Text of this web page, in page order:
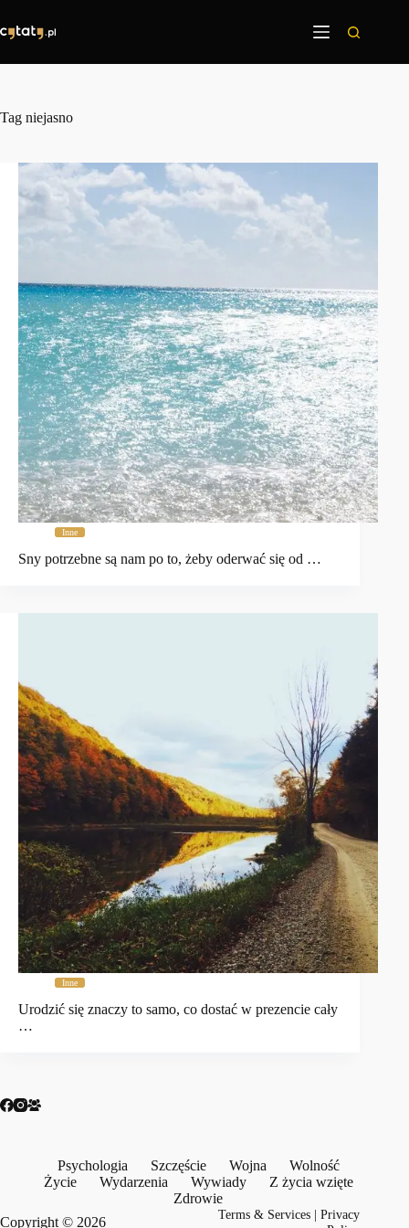
treści
Tag niejasno
Inne
Sny potrzebne są nam po to, żeby oderwać się od …
Inne
Urodzić się znaczy to samo, co dostać w prezencie cały
…
Psychologia Szczęście Wojna
Wolność
Życie
Wydarzenia Wywiady
Z życia wzięte
Zdrowie
Copyright © 2026
Terms & Services |Privacy